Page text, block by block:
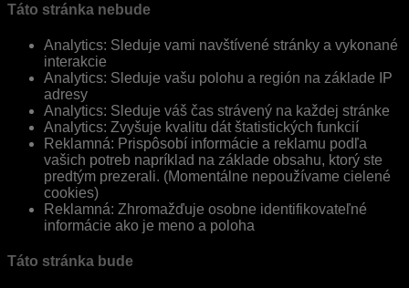
Táto stránka nebude
Analytics: Sleduje vami navštívené stránky a vykonané
interakcie
Analytics: Sleduje vašu polohu a región na základe IP
adresy
Analytics: Sleduje váš čas strávený na každej stránke
Analytics: Zvyšuje kvalitu dát štatistických funkcií
Reklamná: Prispôsobí informácie a reklamu podľa
vašich potreb napríklad na základe obsahu, ktorý ste
predtým prezerali. (Momentálne nepoužívame cielené
cookies)
Reklamná: Zhromažďuje osobne identifikovateľné
informácie ako je meno a poloha
Táto stránka bude